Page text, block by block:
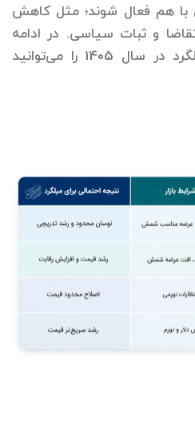
هم فعال شوند؛ مثل کاهش
و ثبات سیاسی. در ادامه
خلاصه‌ای از چشم‌انداز میلگرد در سال 1405 را می‌توانید